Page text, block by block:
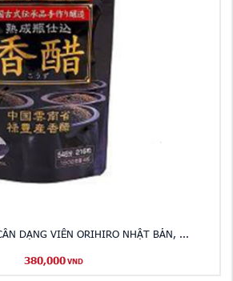
DẠNG VIÊN ORIHIRO NHẬT BẢN, ...
380,000 VND